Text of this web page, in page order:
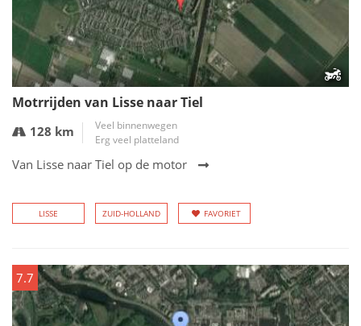
Motrrijden van Lisse naar Tiel
128 km
Veel binnenwegen
Erg veel platteland
Van Lisse naar Tiel op de motor
LISSE ZUID-HOLLAND FAVORIET
7.7